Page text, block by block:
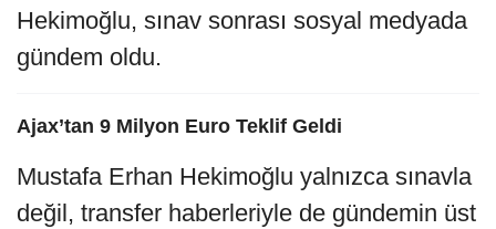
Hekimoğlu, sınav sonrası sosyal medyada
gündem oldu.
Ajax’tan 9 Milyon Euro Teklif Geldi
Mustafa Erhan Hekimoğlu yalnızca sınavla
değil, transfer haberleriyle de gündemin üst